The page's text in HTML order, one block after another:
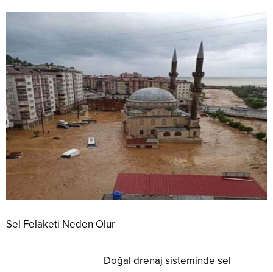
Sel Felaketi Neden Olur
Doğal drenaj sisteminde sel